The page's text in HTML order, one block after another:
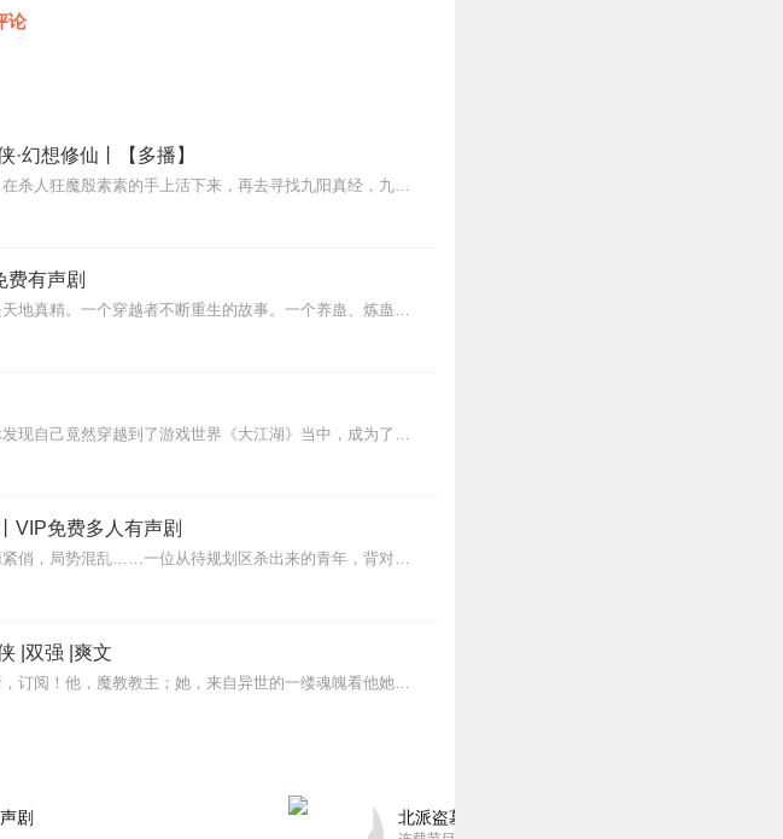
论
幻想修仙丨【多播】
他成了龙门镖局的一个趟子手，先给自己定下个小目标：在杀人狂魔殷素素的手上活下来，再去寻找九阳真经，九阳神功+一阳指，走上人生巅峰……
费有声剧
内容简介【黑暗文反派流封神之作】人是万物之灵，蛊是天地真精。一个穿越者不断重生的故事。一个养蛊、炼蛊、用蛊的奇特世界。配音组（男角色）老宝玉旁白...
作者：封七月演播：八音六合内容简介：意外身亡，楚休发现自己竟然穿越到了游戏世界《大江湖》当中，成为了游戏中还没成长起来的，第三版的最终反派大bo...
VIP免费多人有声剧
【内容简介】灾变过后，大地满目疮痍。粮食匮乏，资源紧俏，局势混乱……一位从待规划区杀出来的青年，背对着漫天黄沙，孤身来到九区谋生，却不曾想偶然结识三五好友，一念...
|双强 |爽文
大女主穿越欢喜冤家轻松搞笑江湖奇缘限时免费欢迎收听，订阅！他，魔教教主；她，来自异世的一缕魂魄看他她如何纵横这有爱有恨有不平的...
剧 北派盗墓笔记丨头陀渊出品丨悬疑灵异丨摸金校尉